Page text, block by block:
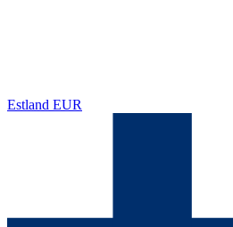
Estland EUR